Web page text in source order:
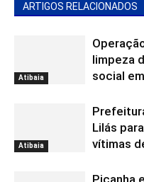
ARTIGOS RELACIONADOS
Atibaia
limpeza
social
Atibaia
Lilás
vítimas
Picanha